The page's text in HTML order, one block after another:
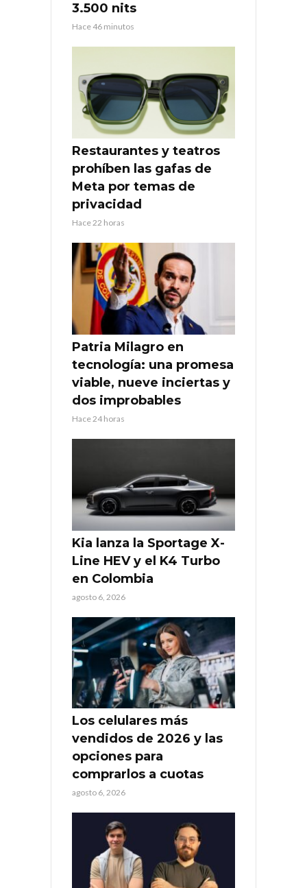
3.500 nits
Hace 46 minutos
Restaurantes y teatros
prohíben las gafas de
Meta por temas de
privacidad
Hace 22 horas
Patria Milagro en
tecnología: una promesa
viable, nueve inciertas y
dos improbables
Hace 24 horas
Kia lanza la Sportage X-
Line HEV y el K4 Turbo
en Colombia
agosto 6, 2026
Los celulares más
vendidos de 2026 y las
opciones para
comprarlos a cuotas
agosto 6, 2026